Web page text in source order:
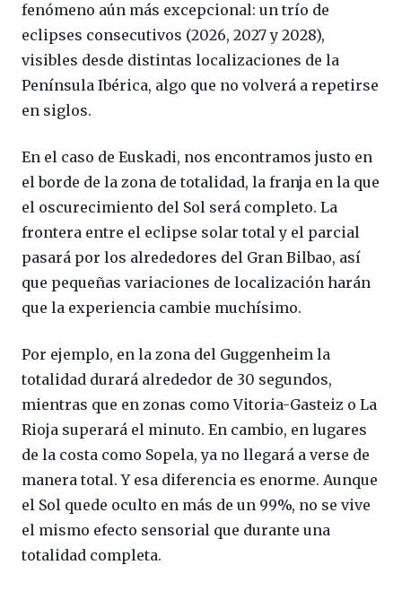
fenómeno aún más excepcional: un trío de
eclipses consecutivos (2026, 2027 y 2028),
visibles desde distintas localizaciones de la
Península Ibérica, algo que no volverá a repetirse
en siglos.
En el caso de Euskadi, nos encontramos justo en
el borde de la zona de totalidad, la franja en la que
el oscurecimiento del Sol será completo. La
frontera entre el eclipse solar total y el parcial
pasará por los alrededores del Gran Bilbao, así
que pequeñas variaciones de localización harán
que la experiencia cambie muchísimo.
Por ejemplo, en la zona del Guggenheim la
totalidad durará alrededor de 30 segundos,
mientras que en zonas como Vitoria-Gasteiz o La
Rioja superará el minuto. En cambio, en lugares
de la costa como Sopela, ya no llegará a verse de
manera total. Y esa diferencia es enorme. Aunque
el Sol quede oculto en más de un 99%, no se vive
el mismo efecto sensorial que durante una
totalidad completa.